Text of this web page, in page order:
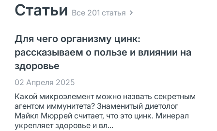
Статьи Все 201 статья
Для чего организму цинк:
рассказываем о пользе и влиянии на
здоровье
02 Апреля 2025
Какой микроэлемент можно назвать секретным
агентом иммунитета? Знаменитый диетолог
Майкл Мюррей считает, что это цинк. Минерал
укрепляет здоровье и вл...